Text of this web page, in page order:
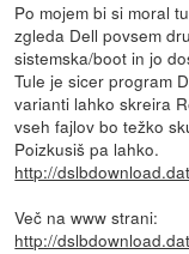
Po mojem bi si moral
zgleda Dell povsem
sistemska/boot in jo
Tule je sicer program
varianti lahko skreira
vseh fajlov bo težko
Poizkusiš pa lahko.
http://
Več na www strani:
http://